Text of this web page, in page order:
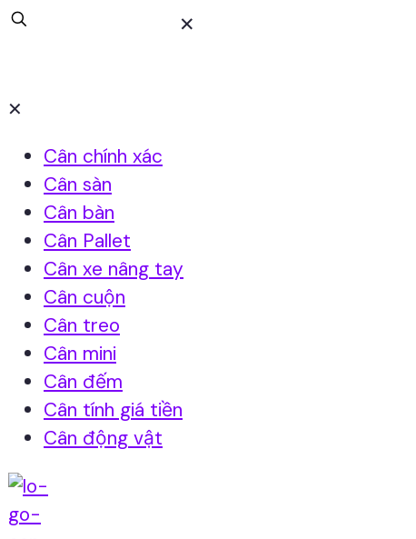
✕
✕
Cân chính xác
Cân sàn
Cân bàn
Cân Pallet
Cân xe nâng tay
Cân cuộn
Cân treo
Cân mini
Cân đếm
Cân tính giá tiền
Cân động vật